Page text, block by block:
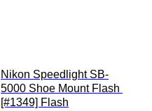
Nikon Speedlight SB-
5000 Shoe Mount Flash
[#1349] Flash